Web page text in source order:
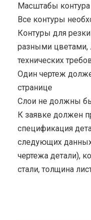
Масштабы контура
Все контуры
Контуры для
разными цветами,
технических
Один чертеж
странице
Cлои не должны
К заявке должен
спецификация
следующих
чертежа детали),
стали, толщина